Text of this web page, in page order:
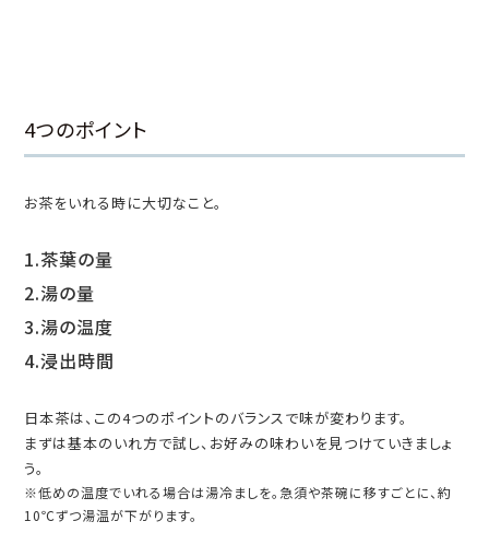
4つのポイント
お茶をいれる時に大切なこと。
1.茶葉の量
2.湯の量
3.湯の温度
4.浸出時間
日本茶は、この4つのポイントのバランスで味が変わります。
まずは基本のいれ方で試し、お好みの味わいを見つけていきましょ
う。
※低めの温度でいれる場合は湯冷ましを。急須や茶碗に移すごとに、約
10℃ずつ湯温が下がります。